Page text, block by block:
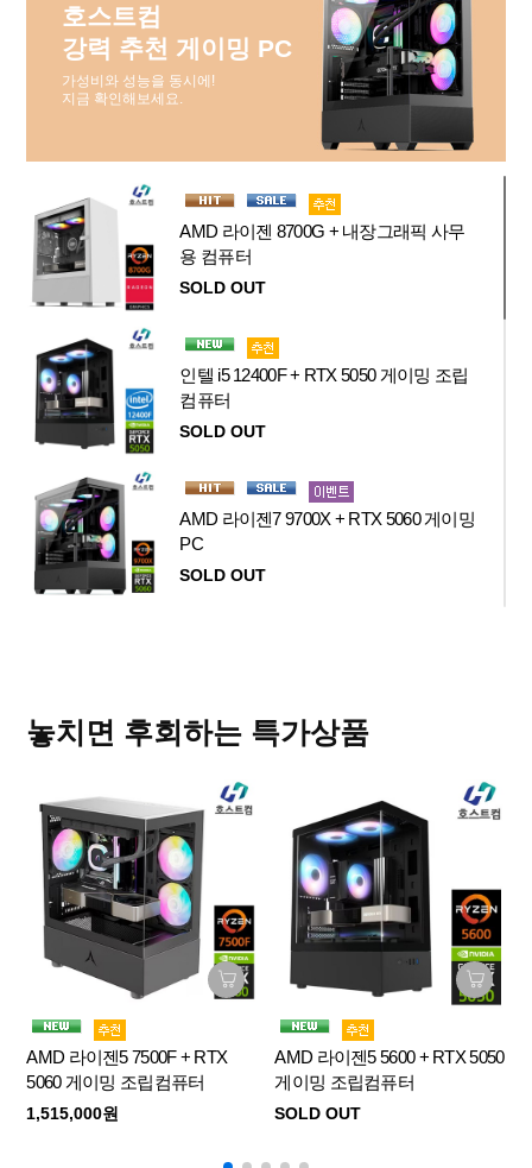
호스트컴
강력 추천 게이밍 PC
가성비와 성능을 동시에!
지금 확인해보세요.
AMD 라이젠 8700G + 내장그래픽 사무
용 컴퓨터
SOLD OUT
인텔 i5 12400F + RTX 5050 게이밍 조립
컴퓨터
SOLD OUT
AMD 라이젠7 9700X + RTX 5060 게이밍
PC
SOLD OUT
SOLD OUT
AMD 라이젠5 7500F + RTX 5070 게이밍
조립PC
SOLD OUT
AMD 라이젠7 7800X3D + RX 9070 XT 게
이밍 조립컴퓨터
인텔 i7 14700KF + RTX 5070 게이밍 조립
놓치면 후회하는 특가상품
AMD 라이젠5 7500F + RTX
5060 게이밍 조립컴퓨터
1,515,000원
AMD 라이젠5 5600 + RTX 5050
게이밍 조립컴퓨터
SOLD OUT